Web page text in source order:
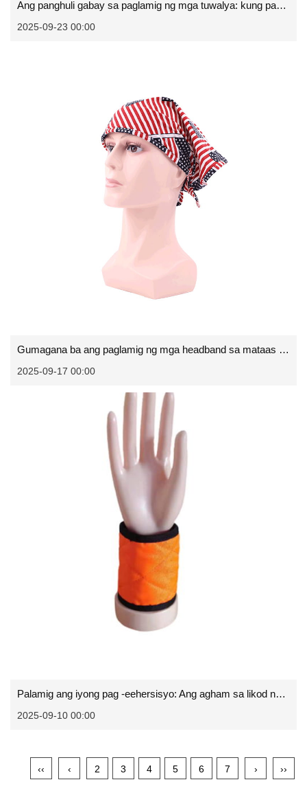
Ang panghuli gabay sa paglamig ng mga tuwalya: kung paano sila gumagana at kung bakit kailangan mo ng isa
2025-09-23 00:00
Gumagana ba ang paglamig ng mga headband sa mataas na kahalumigmigan?
2025-09-17 00:00
Palamig ang iyong pag -eehersisyo: Ang agham sa likod ng paglamig ng pulso ng pulso
2025-09-10 00:00
‹‹ ‹ 2 3 4 5 6 7 › ››